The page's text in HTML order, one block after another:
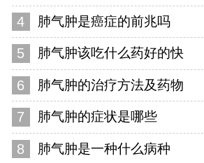
4 肺气肿是癌症的前兆吗
5 肺气肿该吃什么药好的快
6 肺气肿的治疗方法及药物
7 肺气肿的症状是哪些
8 肺气肿是一种什么病种